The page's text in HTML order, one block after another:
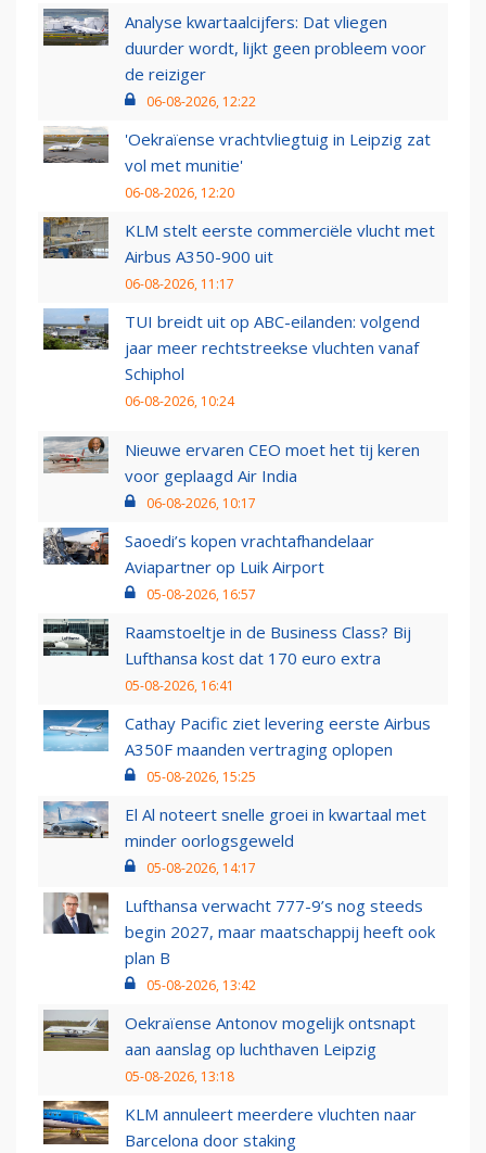
Analyse kwartaalcijfers: Dat vliegen
duurder wordt, lijkt geen probleem voor
de reiziger
06-08-2026, 12:22
'Oekraïense vrachtvliegtuig in Leipzig zat
vol met munitie'
06-08-2026, 12:20
KLM stelt eerste commerciële vlucht met
Airbus A350-900 uit
06-08-2026, 11:17
TUI breidt uit op ABC-eilanden: volgend
jaar meer rechtstreekse vluchten vanaf
Schiphol
06-08-2026, 10:24
Nieuwe ervaren CEO moet het tij keren
voor geplaagd Air India
06-08-2026, 10:17
Saoedi’s kopen vrachtafhandelaar
Aviapartner op Luik Airport
05-08-2026, 16:57
Raamstoeltje in de Business Class? Bij
Lufthansa kost dat 170 euro extra
05-08-2026, 16:41
Cathay Pacific ziet levering eerste Airbus
A350F maanden vertraging oplopen
05-08-2026, 15:25
El Al noteert snelle groei in kwartaal met
minder oorlogsgeweld
05-08-2026, 14:17
Lufthansa verwacht 777-9’s nog steeds
begin 2027, maar maatschappij heeft ook
plan B
05-08-2026, 13:42
Oekraïense Antonov mogelijk ontsnapt
aan aanslag op luchthaven Leipzig
05-08-2026, 13:18
KLM annuleert meerdere vluchten naar
Barcelona door staking